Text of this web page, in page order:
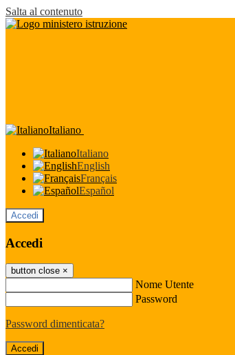
Salta al contenuto
Italiano
Italiano
English
Français
Español
Accedi
Accedi
button close ×
Nome Utente
Password
Password dimenticata?